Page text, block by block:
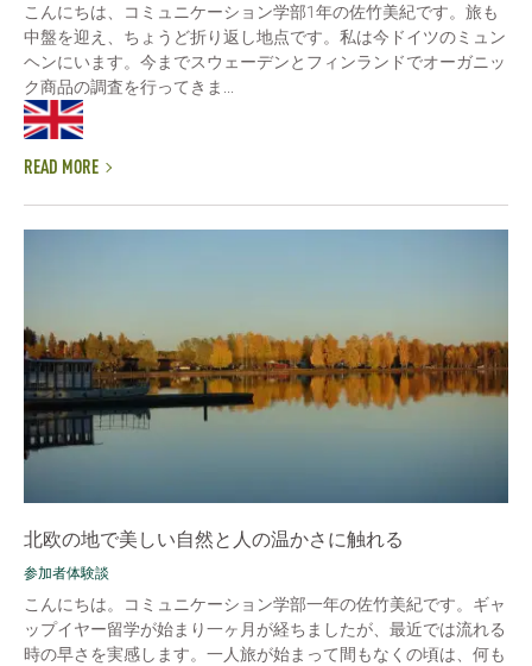
こんにちは、コミュニケーション学部1年の佐竹美紀です。旅も
中盤を迎え、ちょうど折り返し地点です。私は今ドイツのミュン
ヘンにいます。今までスウェーデンとフィンランドでオーガニッ
ク商品の調査を行ってきま...
READ MORE
北欧の地で美しい自然と人の温かさに触れる
参加者体験談
こんにちは。コミュニケーション学部一年の佐竹美紀です。ギャ
ップイヤー留学が始まり一ヶ月が経ちましたが、最近では流れる
時の早さを実感します。一人旅が始まって間もなくの頃は、何も